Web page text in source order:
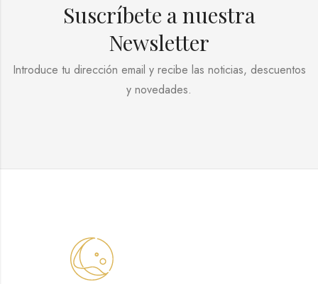
Suscríbete a nuestra
Newsletter
Introduce tu dirección email y recibe las noticias, descuentos
y novedades.